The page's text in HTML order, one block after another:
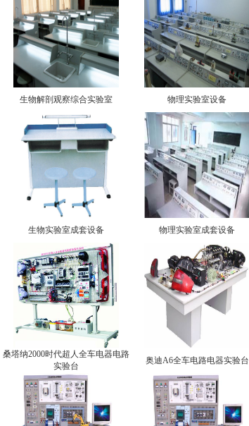
生物解剖观察综合实验室 物理实验室设备
生物实验室成套设备 物理实验室成套设备
桑塔纳2000时代超人全车电器电路
实验台
奥迪A6全车电路电器实验台